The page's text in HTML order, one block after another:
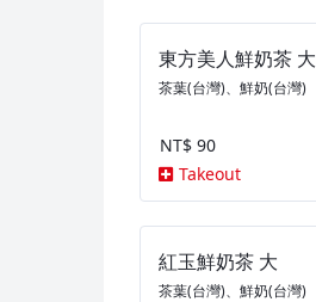
東方美人鮮奶茶 大
茶葉(台灣)、鮮奶(台灣)
NT$ 90
Takeout
紅玉鮮奶茶 大
茶葉(台灣)、鮮奶(台灣)